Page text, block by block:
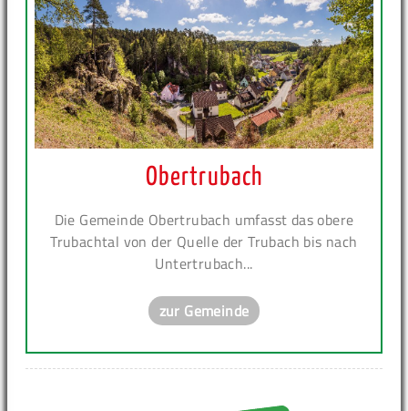
Obertrubach
Die Gemeinde Obertrubach umfasst das obere
Trubachtal von der Quelle der Trubach bis nach
Untertrubach...
zur Gemeinde